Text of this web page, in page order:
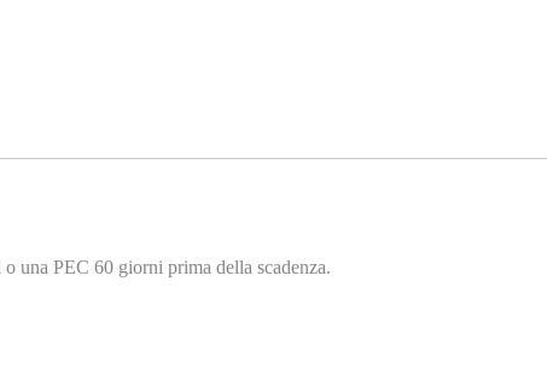
una PEC 60 giorni prima della scadenza.